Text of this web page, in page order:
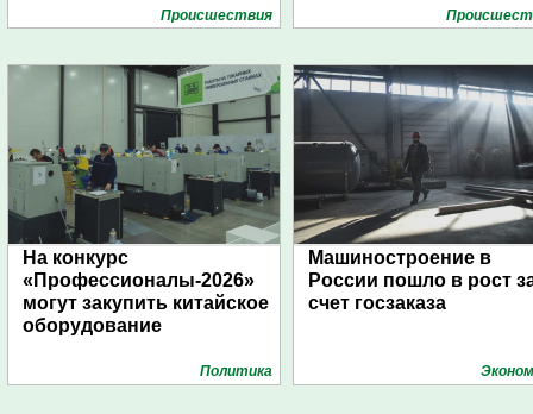
Проиcшествия
На конкурс
«Профессионалы-2026»
могут закупить китайское
оборудование
Политика
Машиностроение в
России пошло в рост
счет госзаказа